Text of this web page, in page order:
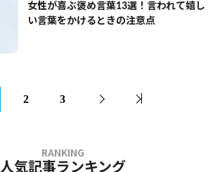
女性が喜ぶ褒め言葉13選！言われて嬉し
い言葉をかけるときの注意点
2 3
人気記事ランキング